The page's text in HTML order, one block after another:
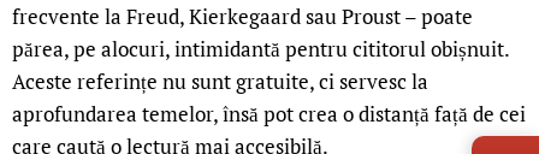
frecvente la Freud, Kierkegaard sau Proust – poate
părea, pe alocuri, intimidantă pentru cititorul obișnuit.
Aceste referințe nu sunt gratuite, ci servesc la
aprofundarea temelor, însă pot crea o distanță față de cei
care caută o lectură mai accesibilă.
LIVE